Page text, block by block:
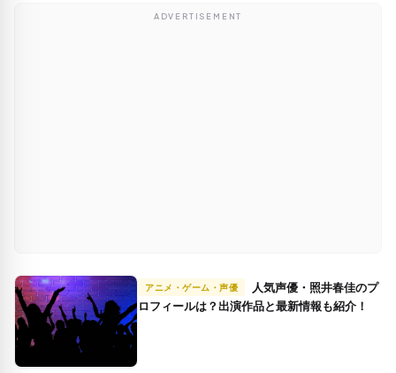
ADVERTISEMENT
アニメ・ゲーム・声優
ロフィールは？出演作品と最新情報も紹介！